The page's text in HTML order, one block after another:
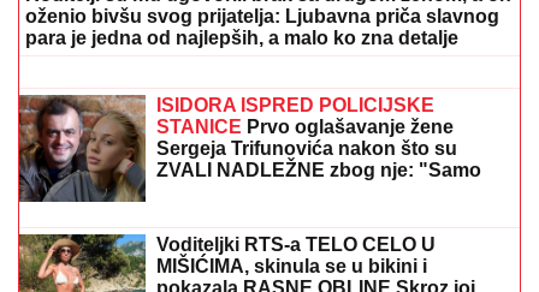
oženio bivšu svog prijatelja: Ljubavna priča slavnog
para je jedna od najlepših, a malo ko zna detalje
rijaliti Elita 10
Sergeja Trifunovića nakon što su
ZVALI NADLEŽNE zbog nje: "Samo
zato sam došla"